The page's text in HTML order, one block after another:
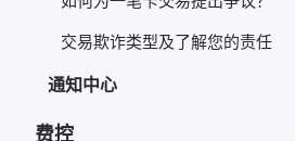
交易欺诈类型及了解您的责任
通知中心
费控